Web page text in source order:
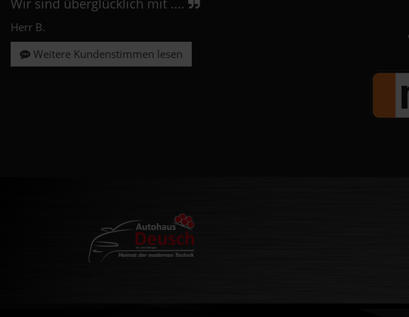
Wir sind überglücklich mit ....
Herr B.
Weitere Kundenstimmen lesen